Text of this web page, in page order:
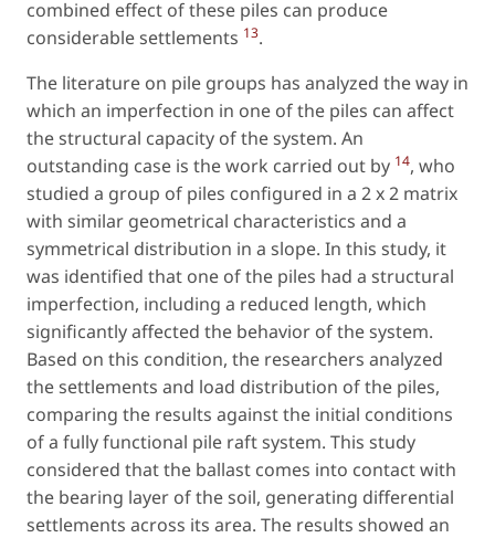
combined effect of these piles can produce
considerable settlements 13.
The literature on pile groups has analyzed the way in
which an imperfection in one of the piles can affect
the structural capacity of the system. An
outstanding case is the work carried out by 14, who
studied a group of piles configured in a 2 x 2 matrix
with similar geometrical characteristics and a
symmetrical distribution in a slope. In this study, it
was identified that one of the piles had a structural
imperfection, including a reduced length, which
significantly affected the behavior of the system.
Based on this condition, the researchers analyzed
the settlements and load distribution of the piles,
comparing the results against the initial conditions
of a fully functional pile raft system. This study
considered that the ballast comes into contact with
the bearing layer of the soil, generating differential
settlements across its area. The results showed an